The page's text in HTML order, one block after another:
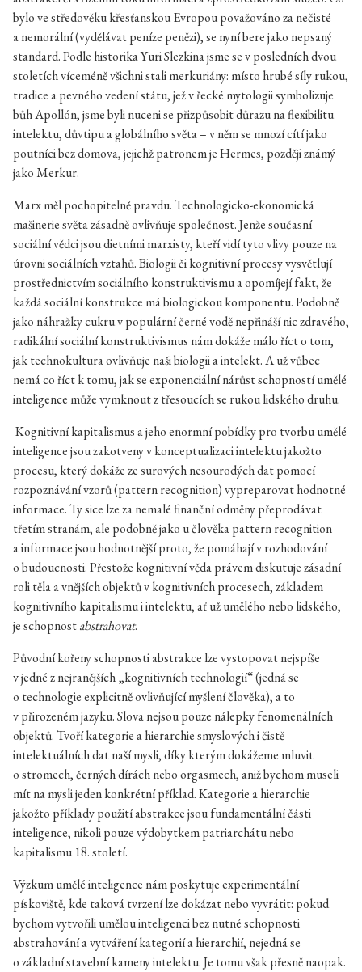
bylo ve středověku křesťanskou Evropou považováno za nečisté
a nemorální (vydělávat peníze penězi), se nyní bere jako nepsaný
standard. Podle historika Yuri Slezkina jsme se v posledních dvou
stoletích víceméně všichni stali merkuriány: místo hrubé síly rukou,
tradice a pevného vedení státu, jež v řecké mytologii symbolizuje
bůh Apollón, jsme byli nuceni se přizpůsobit důrazu na flexibilitu
intelektu, důvtipu a globálního světa – v něm se mnozí cítí jako
poutníci bez domova, jejichž patronem je Hermes, později známý
jako Merkur.
Marx měl pochopitelně pravdu. Technologicko-ekonomická
mašinerie světa zásadně ovlivňuje společnost. Jenže současní
sociální vědci jsou dietními marxisty, kteří vidí tyto vlivy pouze na
úrovni sociálních vztahů. Biologii či kognitivní procesy vysvětlují
prostřednictvím sociálního konstruktivismu a opomíjejí fakt, že
každá sociální konstrukce má biologickou komponentu. Podobně
jako náhražky cukru v populární černé vodě nepřináší nic zdravého,
radikální sociální konstruktivismus nám dokáže málo říct o tom,
jak technokultura ovlivňuje naši biologii a intelekt. A už vůbec
nemá co říct k tomu, jak se exponenciální nárůst schopností umělé
inteligence může vymknout z třesoucích se rukou lidského druhu.
Kognitivní kapitalismus a jeho enormní pobídky pro tvorbu umělé
inteligence jsou zakotveny v konceptualizaci intelektu jakožto
procesu, který dokáže ze surových nesourodých dat pomocí
rozpoznávání vzorů (pattern recognition) vypreparovat hodnotné
informace. Ty sice lze za nemalé finanční odměny přeprodávat
třetím stranám, ale podobně jako u člověka pattern recognition
a informace jsou hodnotnější proto, že pomáhají v rozhodování
o budoucnosti. Přestože kognitivní věda právem diskutuje zásadní
roli těla a vnějších objektů v kognitivních procesech, základem
kognitivního kapitalismu i intelektu, ať už umělého nebo lidského,
je schopnostabstrahovat.
Původní kořeny schopnosti abstrakce lze vystopovat nejspíše
v jedné z nejranějších „kognitivních technologií“ (jedná se
o technologie explicitně ovlivňující myšlení člověka), a to
v přirozeném jazyku. Slova nejsou pouze nálepky fenomenálních
objektů. Tvoří kategorie a hierarchie smyslových i čistě
intelektuálních dat naší mysli, díky kterým dokážeme mluvit
o stromech, černých dírách nebo orgasmech, aniž bychom museli
mít na mysli jeden konkrétní příklad. Kategorie a hierarchie
jakožto příklady použití abstrakce jsou fundamentální části
inteligence, nikoli pouze výdobytkem patriarchátu nebo
kapitalismu 18. století.
Výzkum umělé inteligence nám poskytuje experimentální
pískoviště, kde taková tvrzení lze dokázat nebo vyvrátit: pokud
bychom vytvořili umělou inteligenci bez nutné schopnosti
abstrahování a vytváření kategorií a hierarchií, nejedná se
o základní stavební kameny intelektu. Je tomu však přesně naopak.